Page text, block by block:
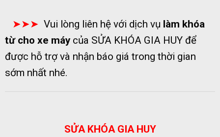
➤➤➤ Vui lòng liên hệ với dịch vụ làm khóa
từ cho xe máy của SỬA KHÓA GIA HUY để
được hỗ trợ và nhận báo giá trong thời gian
sớm nhất nhé.
SỬA KHÓA GIA HUY